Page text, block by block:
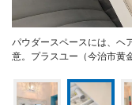
パウダースペースには、ヘ
意。プラスユー（今治市黄